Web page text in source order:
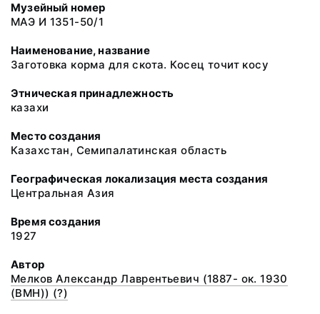
Музейный номер
МАЭ И 1351-50/1
Наименование, название
Заготовка корма для скота. Косец точит косу
Этническая принадлежность
казахи
Место создания
Казахстан, Семипалатинская область
Географическая локализация места создания
Центральная Азия
Время создания
1927
Автор
Мелков Александр Лаврентьевич (1887- ок. 1930
(ВМН)) (?)